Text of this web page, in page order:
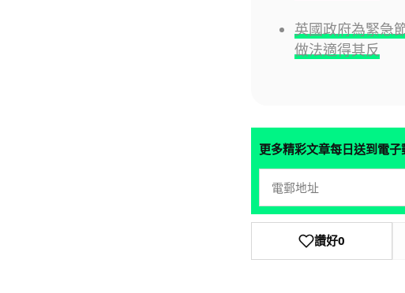
英國政府為緊急
做法適得其反
更多精彩文章每日送到電子
讚好0